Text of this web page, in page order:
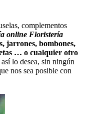
complementos
online Floristería
jarrones, bombones,
… o cualquier otro
lo desea, sin ningún
nos sea posible con